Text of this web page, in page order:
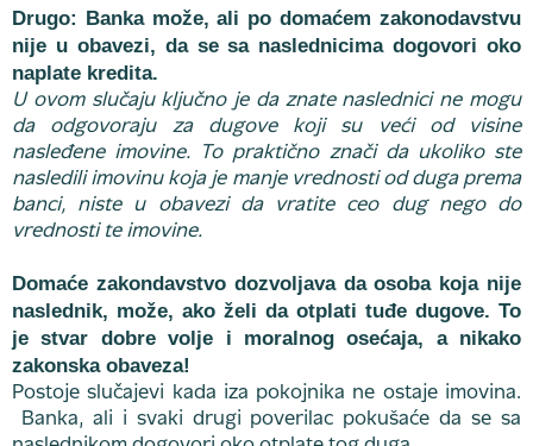
Drugo: Banka može, ali po domaćem zakonodavstvu
nije u obavezi, da se sa naslednicima dogovori oko
naplate kredita.
U ovom slučaju ključno je da znate naslednici ne mogu
da odgovoraju za dugove koji su veći od visine
nasleđene imovine. To praktično znači da ukoliko ste
nasledili imovinu koja je manje vrednosti od duga prema
banci, niste u obavezi da vratite ceo dug nego do
vrednosti te imovine.
Domaće zakondavstvo dozvoljava da osoba koja nije
naslednik, može, ako želi da otplati tuđe dugove. To
je stvar dobre volje i moralnog osećaja, a nikako
zakonska obaveza!
Postoje slučajevi kada iza pokojnika ne ostaje imovina.
Banka, ali i svaki drugi poverilac pokušaće da se sa